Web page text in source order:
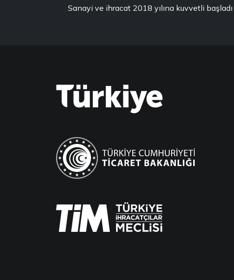
Sanayi ve ihracat 2018 yılına kuvvetli başladı